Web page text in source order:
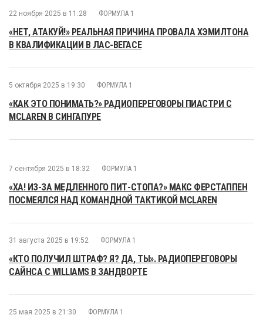
22 ноября 2025 в 11:28 ФОРМУЛА 1
«НЕТ, АТАКУЙ!» РЕАЛЬНАЯ ПРИЧИНА ПРОВАЛА ХЭМИЛТОНА
В КВАЛИФИКАЦИИ В ЛАС-ВЕГАСЕ
5 октября 2025 в 19:30 ФОРМУЛА 1
«КАК ЭТО ПОНИМАТЬ?» РАДИОПЕРЕГОВОРЫ ПИАСТРИ С
MCLAREN В СИНГАПУРЕ
7 сентября 2025 в 18:32 ФОРМУЛА 1
«ХА! ИЗ-ЗА МЕДЛЕННОГО ПИТ-СТОПА?» МАКС ФЕРСТАППЕН
ПОСМЕЯЛСЯ НАД КОМАНДНОЙ ТАКТИКОЙ MCLAREN
31 августа 2025 в 19:52 ФОРМУЛА 1
«КТО ПОЛУЧИЛ ШТРАФ? Я? ДА, ТЫ». РАДИОПЕРЕГОВОРЫ
САЙНСА С WILLIAMS В ЗАНДВОРТЕ
25 мая 2025 в 21:30 ФОРМУЛА 1